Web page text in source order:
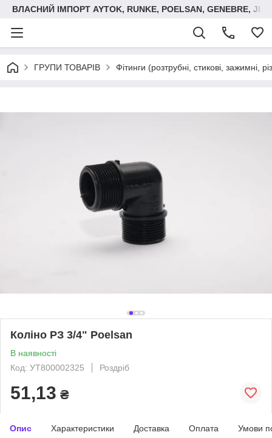
ВЛАСНИЙ ІМПОРТ AYTOK, RUNKE, POELSAN, GENEBRE,
ГРУПИ ТОВАРІВ Фітинги (розтрубні, стикові, зажимні,
Коліно РЗ 3/4" Poelsan
В наявності
Код: УТ800002325
Роздріб
51,13 ₴
Опис Характеристики Доставка Оплата Умови